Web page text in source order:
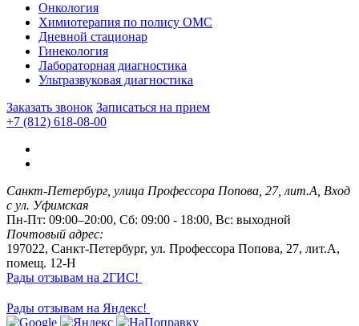
Онкология
Химиотерапия по полису ОМС
Дневной стационар
Гинекология
Лабораторная диагностика
Ультразвуковая диагностика
Заказать звонок Записаться на прием
+7 (812) 618-08-00
Санкт-Петербург, улица Профессора Попова, 27, лит.А, Вход
с ул. Уфимская
Пн-Пт: 09:00–20:00, Сб: 09:00 - 18:00, Вс: выходной
Почтовый адрес:
197022, Санкт-Петербург, ул. Профессора Попова, 27, лит.А,
помещ. 12-Н
Рады отзывам на 2ГИС!
Рады отзывам на Яндекс!